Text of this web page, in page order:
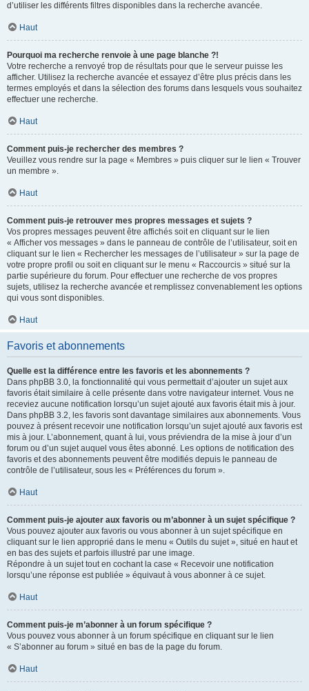
d’utiliser les différents filtres disponibles dans la recherche avancée.
Haut
Pourquoi ma recherche renvoie à une page blanche ?!
Votre recherche a renvoyé trop de résultats pour que le serveur puisse les
afficher. Utilisez la recherche avancée et essayez d’être plus précis dans les
termes employés et dans la sélection des forums dans lesquels vous souhaitez
effectuer une recherche.
Haut
Comment puis-je rechercher des membres ?
Veuillez vous rendre sur la page « Membres » puis cliquer sur le lien « Trouver
un membre ».
Haut
Comment puis-je retrouver mes propres messages et sujets ?
Vos propres messages peuvent être affichés soit en cliquant sur le lien
« Afficher vos messages » dans le panneau de contrôle de l’utilisateur, soit en
cliquant sur le lien « Rechercher les messages de l’utilisateur » sur la page de
votre propre profil ou soit en cliquant sur le menu « Raccourcis » situé sur la
partie supérieure du forum. Pour effectuer une recherche de vos propres
sujets, utilisez la recherche avancée et remplissez convenablement les options
qui vous sont disponibles.
Haut
Favoris et abonnements
Quelle est la différence entre les favoris et les abonnements ?
Dans phpBB 3.0, la fonctionnalité qui vous permettait d’ajouter un sujet aux
favoris était similaire à celle présente dans votre navigateur internet. Vous ne
receviez aucune notification lorsqu’un sujet ajouté aux favoris était mis à jour.
Dans phpBB 3.2, les favoris sont davantage similaires aux abonnements. Vous
pouvez à présent recevoir une notification lorsqu’un sujet ajouté aux favoris est
mis à jour. L’abonnement, quant à lui, vous préviendra de la mise à jour d’un
forum ou d’un sujet auquel vous êtes abonné. Les options de notification des
favoris et des abonnements peuvent être modifiés depuis le panneau de
contrôle de l’utilisateur, sous les « Préférences du forum ».
Haut
Comment puis-je ajouter aux favoris ou m’abonner à un sujet spécifique ?
Vous pouvez ajouter aux favoris ou vous abonner à un sujet spécifique en
cliquant sur le lien approprié dans le menu « Outils du sujet », situé en haut et
en bas des sujets et parfois illustré par une image.
Répondre à un sujet tout en cochant la case « Recevoir une notification
lorsqu’une réponse est publiée » équivaut à vous abonner à ce sujet.
Haut
Comment puis-je m’abonner à un forum spécifique ?
Vous pouvez vous abonner à un forum spécifique en cliquant sur le lien
« S’abonner au forum » situé en bas de la page du forum.
Haut